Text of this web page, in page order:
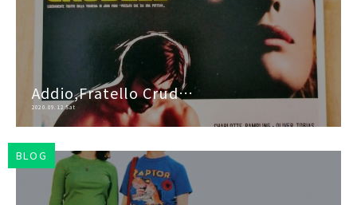
Addio,Fratello Crud…
2020.09.12 Sat
BLOG